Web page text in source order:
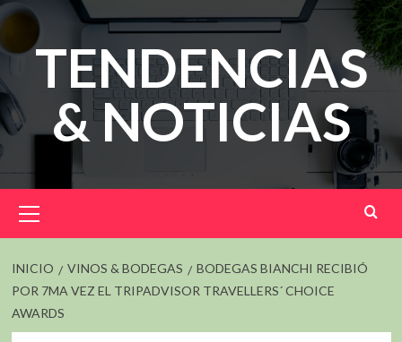
Saltar
contenidoTENDENCIAS
& NOTICIAS
principal
INICIO VINOS & BODEGAS
BODEGAS BIANCHI RECIBIÓ
POR 7MA VEZ EL TRIPADVISOR TRAVELLERS´ CHOICE
AWARDS